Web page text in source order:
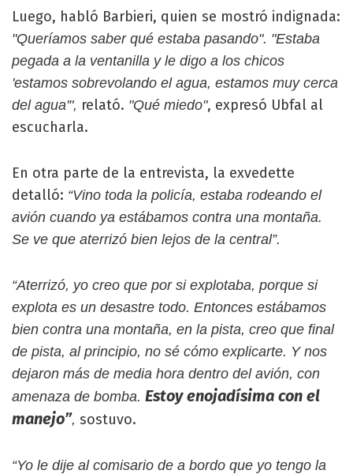
Luego, habló Barbieri, quien se mostró indignada:
"Queríamos saber qué estaba pasando". "Estaba
pegada a la ventanilla y le digo a los chicos
'estamos sobrevolando el agua, estamos muy cerca
del agua'", relató. "Qué miedo", expresó Ubfal al
escucharla.
En otra parte de la entrevista, la exvedette
detalló: “Vino toda la policía, estaba rodeando el
avión cuando ya estábamos contra una montaña.
Se ve que aterrizó bien lejos de la central”.
“Aterrizó, yo creo que por si explotaba, porque si
explota es un desastre todo. Entonces estábamos
bien contra una montaña, en la pista, creo que final
de pista, al principio, no sé cómo explicarte. Y nos
dejaron más de media hora dentro del avión, con
amenaza de bomba. Estoy enojadísima con el
manejo”, sostuvo.
“Yo le dije al comisario de a bordo que yo tengo la